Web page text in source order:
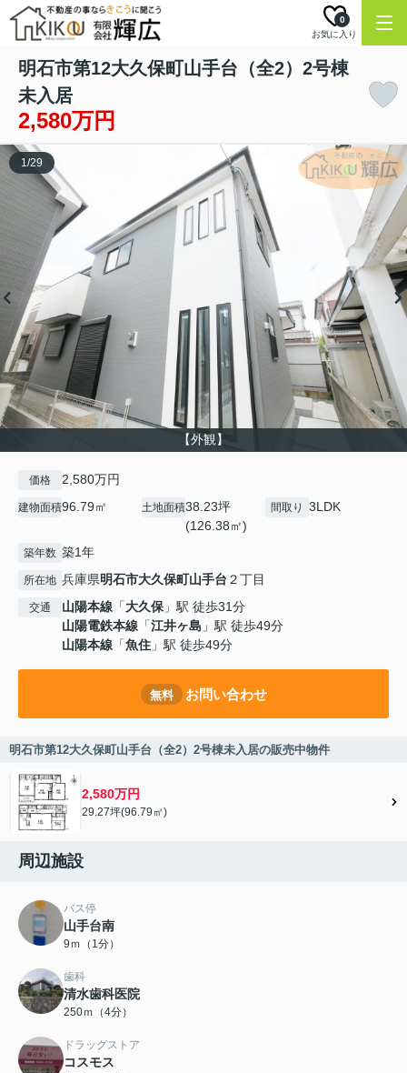
お気に入り
0
明石市第12大久保町山手台（全2）2号棟
未入居
2,580万円
【外観】
1/29
価格 2,580万円
建物面積96.79㎡ 土地面積38.23坪
(126.38㎡)
間取り 3LDK
築年数 築1年
所在地 兵庫県明石市大久保町山手台 ２丁目
交通 山陽本線 「大久保」駅 徒歩31分
山陽電鉄本線 「江井ヶ島 」駅 徒歩49分
山陽本線 「魚住 」駅 徒歩49分
無料 お問い合わせ
明石市第12大久保町山手台（全2）2号棟未入居の販売中物件
2,580万円
29.27坪(96.79㎡)
周辺施設
バス停
山手台南
9ｍ（1分）
歯科
清水歯科医院
250ｍ（4分）
ドラッグストア
コスモス